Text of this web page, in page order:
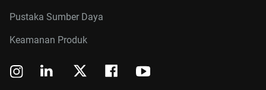
Pustaka Sumber Daya
Keamanan Produk